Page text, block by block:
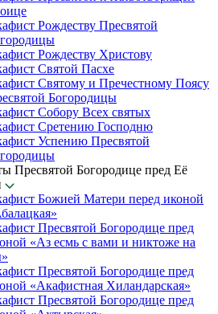
Рождеству Пресвятой
Рождеству Христову
Святой Пасхе
Святому и Пречестному Поясу
Богородицы
Собору Всех святых
Сретению Господню
Успению Пресвятой
Пресвятой Богородице пред Её
Божией Матери перед иконой
Пресвятой Богородице пред
«Аз есмь с вами и никтоже на
Пресвятой Богородице пред
«Акафистная Хиландарская»
Пресвятой Богородице пред